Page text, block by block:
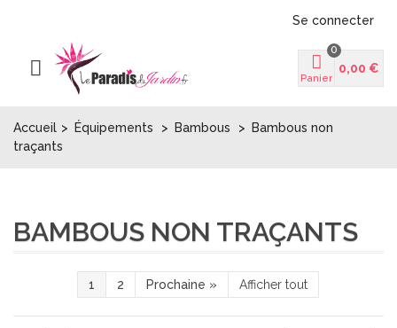
Se connecter
Panier
0
0,00 €
Accueil > Équipements > Bambous >
Bambous non
traçants
BAMBOUS NON TRAÇANTS
1 2 Prochaine » Afficher tout